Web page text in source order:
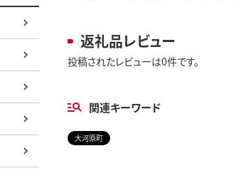
返礼品レビュー
投稿されたレビューは0件です。
関連キーワード
大河原町